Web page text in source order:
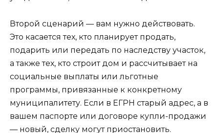
Второй сценарий — вам нужно действовать.
Это касается тех, кто планирует продать,
подарить или передать по наследству участок,
а также тех, кто строит дом и рассчитывает на
социальные выплаты или льготные
программы, привязанные к конкретному
муниципалитету. Если в ЕГРН старый адрес, а в
вашем паспорте или договоре купли-продажи
— новый, сделку могут приостановить.